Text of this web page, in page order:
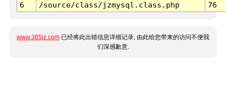
6
/source/class/jzmysql.class.php 76
www.365jz.com 已经将此出错信息详细记录, 由此给您带来的访问不便我
们深感歉意.